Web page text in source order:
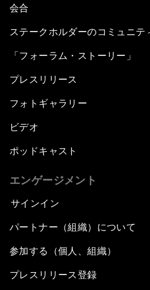
会合
ステークホルダーのコミュニテ
「フォーラム・ストーリー」
プレスリリース
フォトギャラリー
ビデオ
ポッドキャスト
エンゲージメント
サインイン
パートナー（組織）について
参加する（個人、組織）
プレスリリース登録